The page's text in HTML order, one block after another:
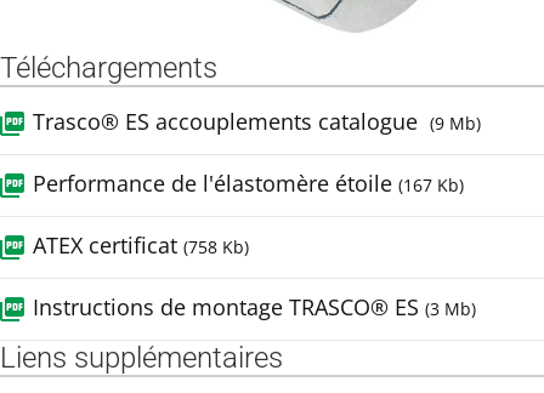
Téléchargements
Trasco® ES accouplements catalogue (9 Mb)
Performance de l'élastomère étoile (167 Kb)
ATEX certificat (758 Kb)
Instructions de montage TRASCO® ES (3 Mb)
Liens supplémentaires